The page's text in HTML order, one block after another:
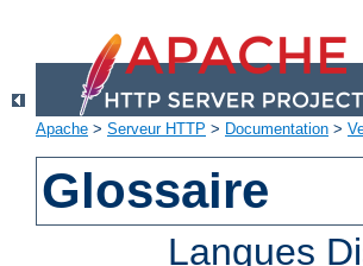
Apache > Serveur HTTP > Documentation >
Glossaire
Langues